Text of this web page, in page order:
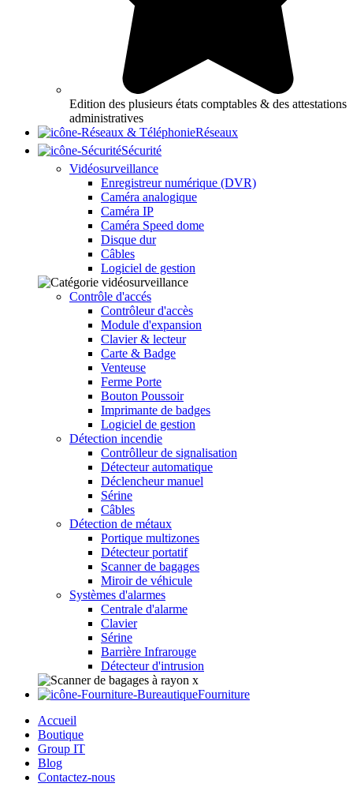
Edition des plusieurs états comptables & des attestations
administratives
Réseaux
Sécurité
Vidéosurveillance
Enregistreur numérique (DVR)
Caméra analogique
Caméra IP
Caméra Speed dome
Disque dur
Câbles
Logiciel de gestion
Contrôle d'accés
Contrôleur d'accès
Module d'expansion
Clavier & lecteur
Carte & Badge
Venteuse
Ferme Porte
Bouton Poussoir
Imprimante de badges
Logiciel de gestion
Détection incendie
Contrôlleur de signalisation
Détecteur automatique
Déclencheur manuel
Sérine
Câbles
Détection de métaux
Portique multizones
Détecteur portatif
Scanner de bagages
Miroir de véhicule
Systèmes d'alarmes
Centrale d'alarme
Clavier
Sérine
Barrière Infrarouge
Détecteur d'intrusion
Fourniture
Accueil
Boutique
Group IT
Blog
Contactez-nous